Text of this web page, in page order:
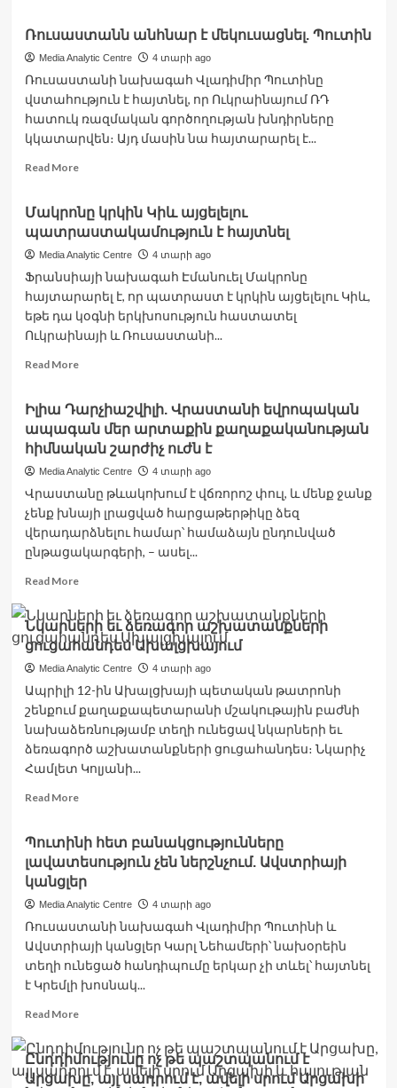
Նախագահի
աշխատակազմը
ռուսամետ
համարվող
Alt-
Info-
ի
հավատարմագրում
տվել
Ռուսաստանն անհնար է մեկուսացնել. Պուտին
Media Analytic Centre 4 տարի ago
Ռուսաստանի նախագահ Վլադիմիր Պուտինը
վստահություն է հայտնել, որ Ուկրաինայում ՌԴ
հատուկ ռազմական գործողության խնդիրները
կկատարվեն։ Այդ մասին նա հայտարարել է...
Read MoreRead
Ռուսաստանն
անհնար
Պուտին
Մակրոնը կրկին Կիև այցելելու
պատրաստակամություն է հայտնել
Media Analytic Centre 4 տարի ago
Ֆրանսիայի նախագահ Էմանուել Մակրոնը
հայտարարել է, որ պատրաստ է կրկին այցելելու Կիև,
եթե դա կօգնի երկխոսություն հաստատել
Ուկրաինայի և Ռուսաստանի...
Read MoreRead
Մակրոնը
կրկին
Կիև
պատրաստակամություն
է
հայտնել
Իլիա Դարչիաշվիլի. Վրաստանի եվրոպական
ապագան մեր արտաքին քաղաքականության
հիմնական շարժիչ ուժն է
Media Analytic Centre 4 տարի ago
Վրաստանը թևակոխում է վճռորոշ փուլ, և մենք ջանք
չենք խնայի լրացված հարցաթերթիկը ձեզ
վերադարձնելու համար՝ համաձայն ընդունված
ընթացակարգերի, – ասել...
Read MoreRead
about
Իլիա
Դարչիաշվիլի.
Վրաստանի
ապագան
մեր
արտաքին
քաղաքականության
հիմնական
ուժն
Նկարների եւ ձեռագոր աշխատանքների
ցուցահանդես Ախալցխայում
Media Analytic Centre 4 տարի ago
Ապրիլի 12-ին Ախալցխայի պետական թատրոնի
շենքում քաղաքապետարանի մշակութային բաժնի
նախաձեռնությամբ տեղի ունեցավ նկարների եւ
ձեռագործ աշխատանքների ցուցահանդես։ Նկարիչ
Համլետ Կոլյանի...
Read MoreRead
Նկարների
եւ
ձեռագոր
աշխատանքների
ցուցահանդես
Ախալցխայում
Պուտինի հետ բանակցությունները
լավատեսություն չեն ներշնչում. Ավստրիայի
կանցլեր
Media Analytic Centre 4 տարի ago
Ռուսաստանի նախագահ Վլադիմիր Պուտինի և
Ավստրիայի կանցլեր Կարլ Նեհամերի՝ նախօրեին
տեղի ունեցած հանդիպումը երկար չի տևել՝ հայտնել
է Կրեմլի խոսնակ...
Read MoreRead
about
Պուտինի
հետ
Ընդդիմությունը ոչ թե պաշտպանում է
Արցախը, այլ սադրում է, ավելի սրում Արցախի